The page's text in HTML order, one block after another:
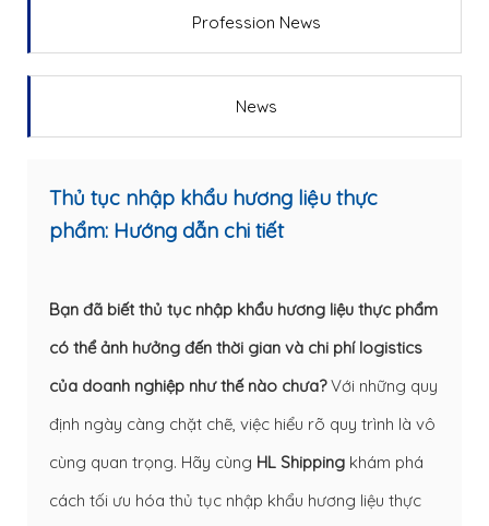
Profession News
News
Thủ tục nhập khẩu hương liệu thực
phẩm: Hướng dẫn chi tiết
Bạn đã biết thủ tục nhập khẩu hương liệu thực phẩm
có thể ảnh hưởng đến thời gian và chi phí logistics
của doanh nghiệp như thế nào chưa?Với những quy
định ngày càng chặt chẽ, việc hiểu rõ quy trình là vô
cùng quan trọng. Hãy cùng HL Shipping khám phá
cách tối ưu hóa thủ tục nhập khẩu hương liệu thực